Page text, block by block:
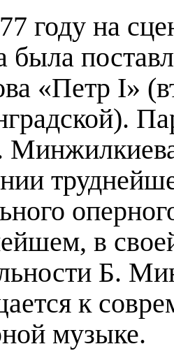
году на
была
«Петр I»
в
Б.
к
музыке.